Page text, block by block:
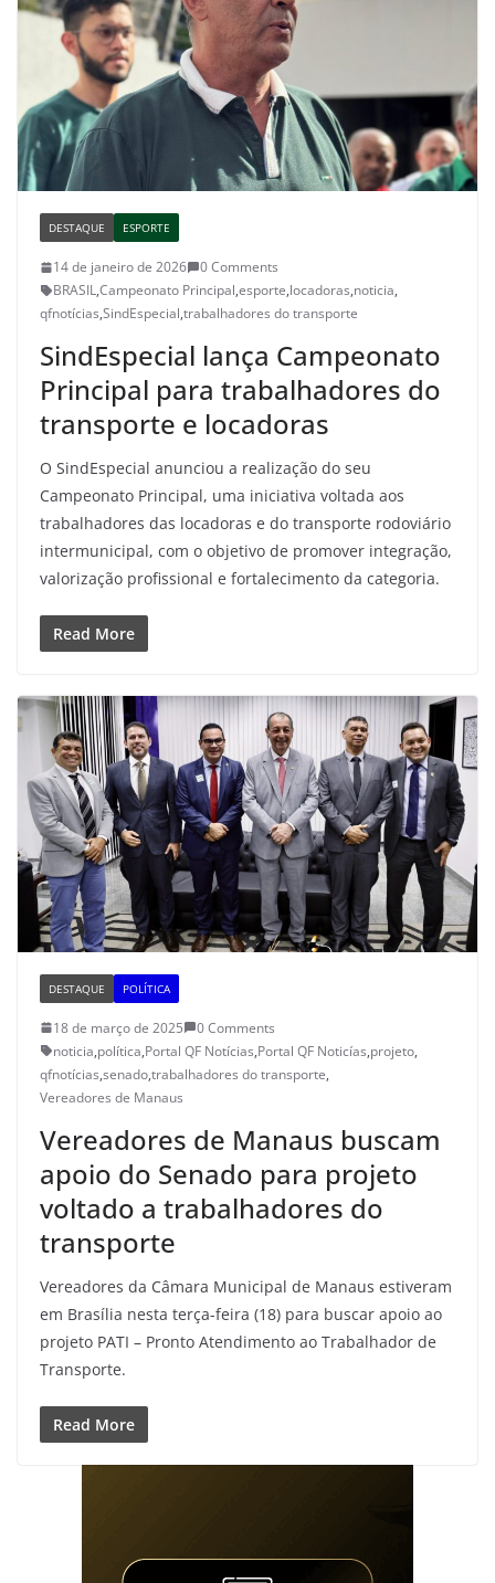
DESTAQUE ESPORTE
14 de janeiro de 2026
0 Comments
BRASIL,Campeonato Principal,esporte,locadoras,noticia,
qfnotícias,SindEspecial,trabalhadores do transporte
SindEspecial lança Campeonato
Principal para trabalhadores do
transporte e locadoras
O SindEspecial anunciou a realização do seu
Campeonato Principal, uma iniciativa voltada aos
trabalhadores das locadoras e do transporte rodoviário
intermunicipal, com o objetivo de promover integração,
valorização profissional e fortalecimento da categoria.
Read More
DESTAQUE POLÍTICA
18 de março de 2025
0 Comments
noticia,política,Portal QF Notícias,Portal QF Noticías,projeto,
qfnotícias,senado,trabalhadores do transporte,
Vereadores de Manaus
Vereadores de Manaus buscam
apoio do Senado para projeto
voltado a trabalhadores do
transporte
Vereadores da Câmara Municipal de Manaus estiveram
em Brasília nesta terça-feira (18) para buscar apoio ao
projeto PATI – Pronto Atendimento ao Trabalhador de
Transporte.
Read More